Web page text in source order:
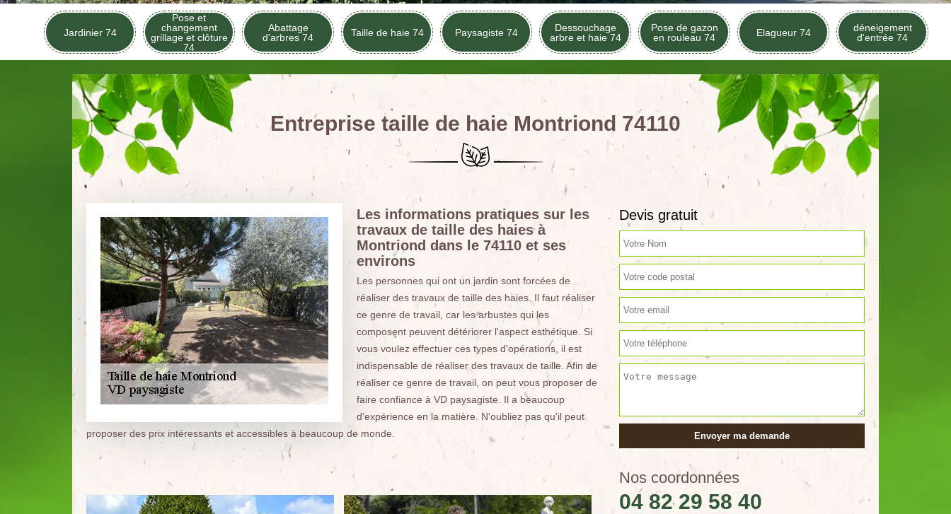
Jardinier 74
Pose et
changement
grillage et clôture
74
Abattage
d'arbres 74
Taille de haie 74 Paysagiste 74
Dessouchage
arbre et haie 74
Pose de gazon
en rouleau 74
Elagueur 74
déneigement
d'entrée 74
Entreprise taille de haie Montriond 74110
Les informations pratiques sur les
travaux de taille des haies à
Montriond dans le 74110 et ses
environs
Les personnes qui ont un jardin sont forcées de
réaliser des travaux de taille des haies. Il faut réaliser
ce genre de travail, car les arbustes qui les
composent peuvent détériorer l'aspect esthétique. Si
vous voulez effectuer ces types d'opérations, il est
indispensable de réaliser des travaux de taille. Afin de
réaliser ce genre de travail, on peut vous proposer de
faire confiance à VD paysagiste. Il a beaucoup
d'expérience en la matière. N'oubliez pas qu'il peut
proposer des prix intéressants et accessibles à beaucoup de monde.
Devis gratuit
Nos coordonnées
04 82 29 58 40